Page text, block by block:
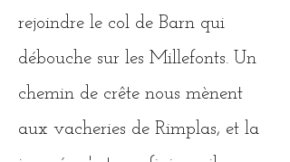
rejoindre le col de Barn qui
débouche sur les Millefonts. Un
chemin de crête nous mènent
aux vacheries de Rimplas, et la